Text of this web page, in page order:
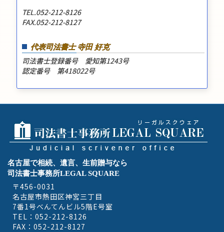
TEL.052-212-8126
FAX.052-212-8127
代表司法書士 寺田 好克
司法書士登録番号 愛知第1243号
認定番号 第418022号
名古屋で相続、遺言、生前贈与なら
司法書士事務所LEGAL SQUARE
〒456-0031
名古屋市熱田区神宮三丁目
7番1号べんてんビル5階E号室
TEL：052-212-8126
FAX：052-212-8127